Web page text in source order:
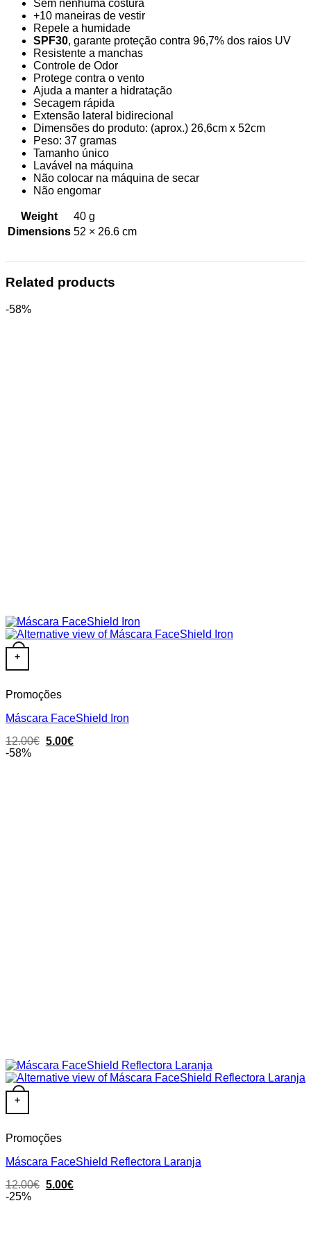
Sem nenhuma costura
+10 maneiras de vestir
Repele a humidade
SPF30, garante proteção contra 96,7% dos raios UV
Resistente a manchas
Controle de Odor
Protege contra o vento
Ajuda a manter a hidratação
Secagem rápida
Extensão lateral bidirecional
Dimensões do produto: (aprox.) 26,6cm x 52cm
Peso: 37 gramas
Tamanho único
Lavável na máquina
Não colocar na máquina de secar
Não engomar
Weight
40 g
Dimensions 52 × 26.6 cm
Related products
-58%
+
Promoções
Máscara FaceShield Iron
12.00€ Original
5.00€Current
-58%
+
Promoções
Máscara FaceShield Reflectora Laranja
12.00€ Original
5.00€Current
-25%